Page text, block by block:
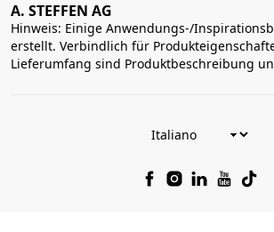
A. STEFFEN AG
Hinweis: Einige Anwendungs-/
erstellt. Verbindlich für
Lieferumfang sind Produktbeschreibung